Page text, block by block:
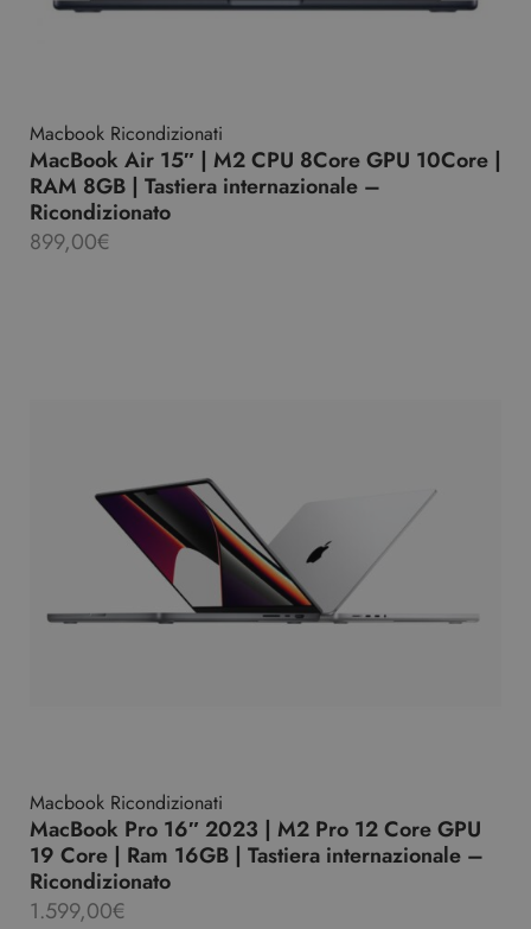
Macbook Ricondizionati
MacBook Air 15″ | M2 CPU 8Core GPU 10Core |
RAM 8GB | Tastiera internazionale –
Ricondizionato
899,00€
Macbook Ricondizionati
MacBook Pro 16″ 2023 | M2 Pro 12 Core GPU
19 Core | Ram 16GB | Tastiera internazionale –
Ricondizionato
1.599,00€